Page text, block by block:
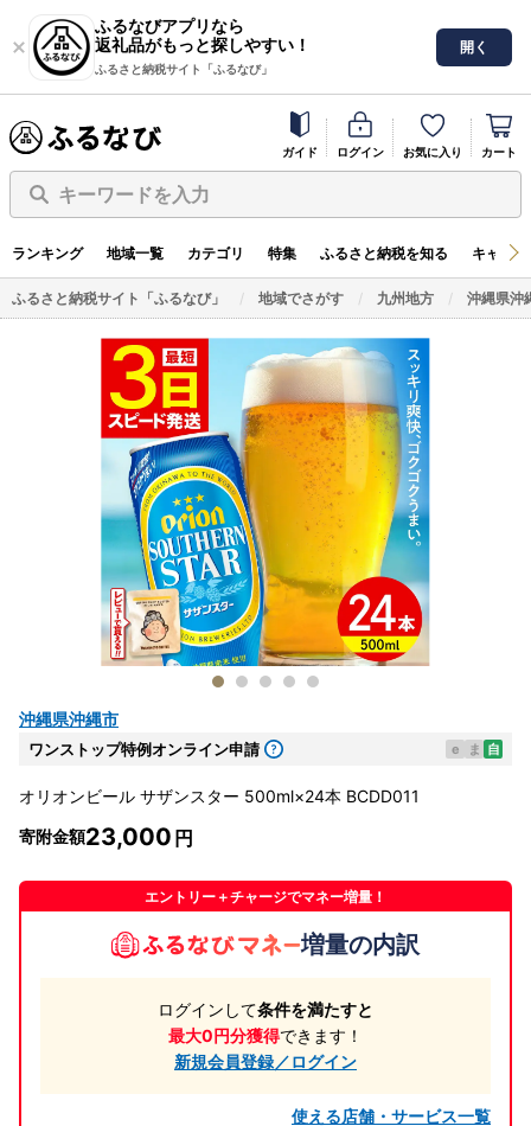
ふるなびアプリなら
返礼品がもっと探しやすい！
ふるさと納税サイト「ふるなび」
開く
ガイド ログイン お気に入り カート
キーワードを入力
ランキング 地域一覧 カテゴリ 特集 ふるさと納税を知る キャン
ふるさと納税サイト「ふるなび」 地域でさがす 九州地方 沖縄県沖
沖縄県沖縄市
ワンストップ特例オンライン申請 e ま 自
オリオンビール サザンスター 500ml×24本 BCDD011
寄附金額23,000
エントリー＋チャージでマネー増量！
増量の内訳
ログインして条件を満たすと
最大0円分獲得できます！
新規会員登録／ログイン
使える店舗・サービス一覧